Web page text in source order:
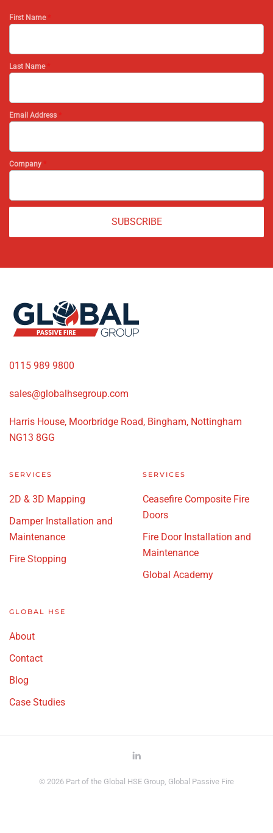
First Name
Last Name
Email Address
Company
SUBSCRIBE
0115 989 9800
sales@globalhsegroup.com
Harris House, Moorbridge Road, Bingham, Nottingham
NG13 8GG
SERVICES
2D & 3D Mapping
Damper Installation and
Maintenance
Fire Stopping
SERVICES
Ceasefire Composite Fire
Doors
Fire Door Installation and
Maintenance
Global Academy
GLOBAL HSE
About
Contact
Blog
Case Studies
© 2026 Part of the Global HSE Group, Global Passive Fire